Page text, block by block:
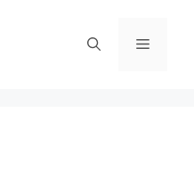
Menü